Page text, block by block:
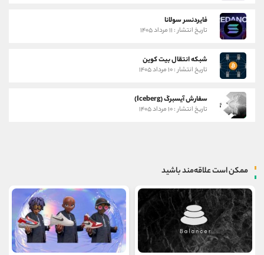
فایردنسر سولانا
تاریخ انتشار : ۱۱ مرداد ۱۴۰۵
شبکه انتقال بیت کوین
تاریخ انتشار : ۱۰ مرداد ۱۴۰۵
سفارش آیسبرگ (Iceberg)
تاریخ انتشار : ۱۰ مرداد ۱۴۰۵
ممکن است علاقه‌مند باشید